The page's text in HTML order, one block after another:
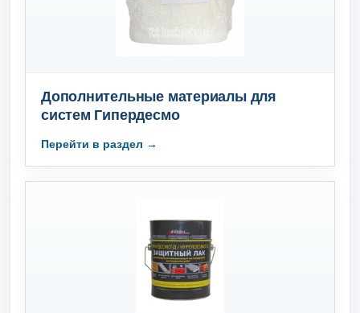
Дополнительные материалы для
систем Гипердесмо